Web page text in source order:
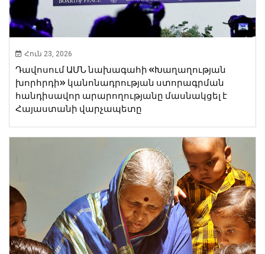
Հուն 23, 2026
Դավոսում ԱՄՆ նախագահի «Խաղաղության
խորհրդի» կանոնադրության ստորագրման
հանդիսավոր արարողությանը մասնակցել է
Հայաստանի վարչապետը